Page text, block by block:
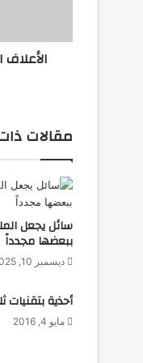
ل
ي
ة
م
ن
ا
ل
م
خ
ف
الأعلاف
مقالات
سائل يجعل
ببعضها مجدداً
ديسمبر 10, 2025
أحذية بتقنيات
مايو 4, 2016